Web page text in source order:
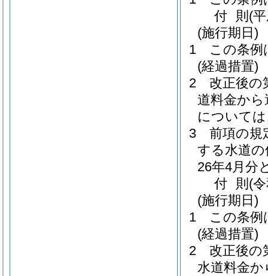
付 則 (
(施行期日)
1
この条例
(経過措置)
2
改正後の
道料金か
について
3
前項の規
する水道
26年4月分
付 則 (
(施行期日)
1
この条例
(経過措置)
2
改正後の
水道料金